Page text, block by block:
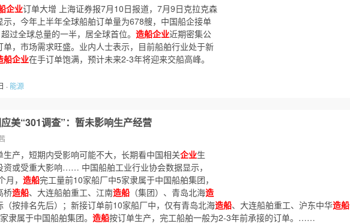
企业订单大增 上海证券报7月10日报道，7月9日克拉克森
示，今年上半年全球船舶订单量为678艘，中国船企接单
过全球总量的一半，居全球首位。 造船企业近期密集公
单，市场需求旺盛。业内人士表示，目前船舶行业处于新
船企业在手订单饱满，预计未来2-3年将迎来交船高峰。
· 能源
美“301调查”：暂未影响生产经营
生产，短期内受影响可能不大，长期看中国相关企业生
资或受重大影响…… 中国船舶工业行业协会数据显示，
， 造船完工量前10家船厂中5家隶属于中国船舶集团，
桥造船、大连船舶重工、江南造船 （集团）、青岛北海造
（按排名先后）；新接订单前10家船厂中，仅有青岛北海造船、大连船舶重工、沪东中华造船
隶属于中国船舶集团。 造船按订单生产，完工船舶一般为2-3年前承接的订单。……